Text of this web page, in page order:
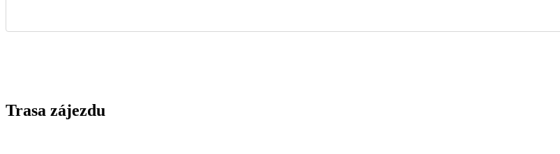
Trasa zájezdu